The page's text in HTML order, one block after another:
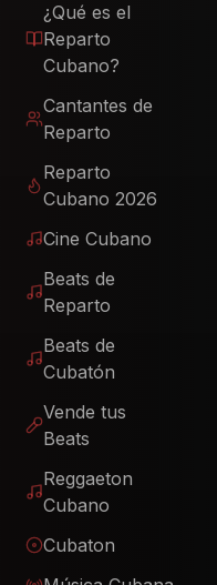
¿Qué es el
Reparto
Cubano?
Cantantes de
Reparto
Reparto
Cubano 2026
Cine Cubano
Beats de
Reparto
Beats de
Cubatón
Vende tus
Beats
Reggaeton
Cubano
Cubaton